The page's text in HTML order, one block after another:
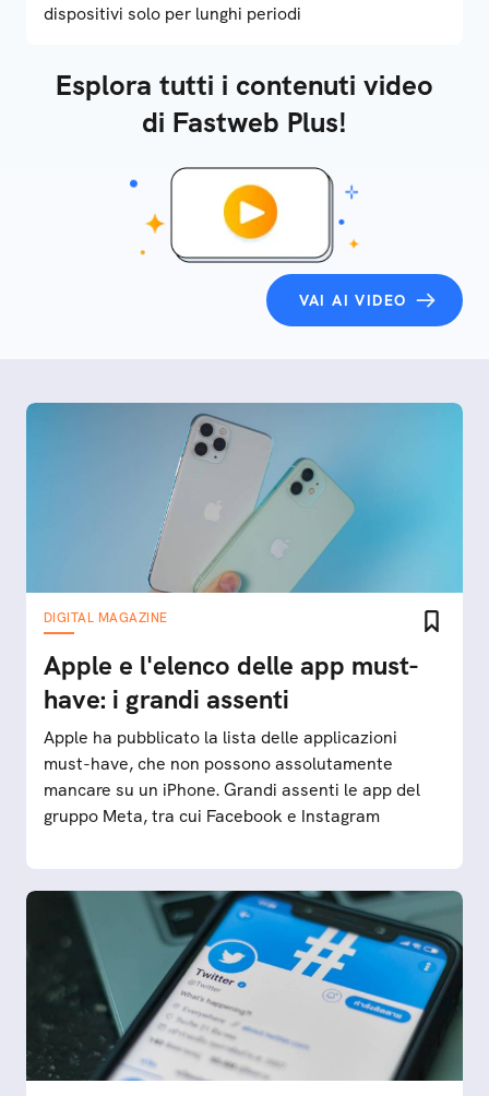
dispositivi solo per lunghi periodi
Esplora tutti i contenuti video
di Fastweb Plus!
VAI AI VIDEO
DIGITAL MAGAZINE
Apple e l'elenco delle app must-
have: i grandi assenti
Apple ha pubblicato la lista delle applicazioni
must-have, che non possono assolutamente
mancare su un iPhone. Grandi assenti le app del
gruppo Meta, tra cui Facebook e Instagram